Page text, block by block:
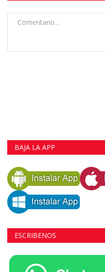
BAJA LA APP
ESCRIBENOS